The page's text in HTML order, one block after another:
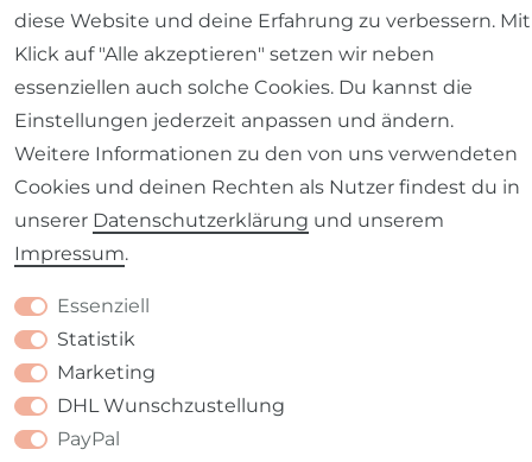
Daten­schutz­erklärung
Barrierefreiheitserklärung Widerrufs­recht
VERTRAG WIDERRUFEN
diese Website und deine Erfahrung zu verbessern. Mit
Klick auf "Alle akzeptieren" setzen wir neben
essenziellen auch solche Cookies. Du kannst die
Einstellungen jederzeit anpassen und ändern.
Weitere Informationen zu den von uns verwendeten
Cookies und deinen Rechten als Nutzer findest du in
unserer Daten­schutz­erklärung und unserem
Impressum.
Essenziell
Statistik
Marketing
DHL Wunschzustellung
PayPal